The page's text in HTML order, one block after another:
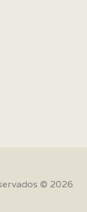
© 2026